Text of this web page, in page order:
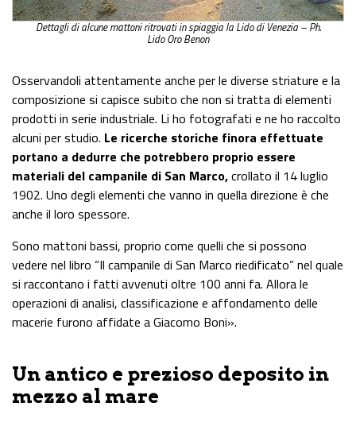
Dettagli di alcune mattoni ritrovati in spiaggia la Lido di Venezia – Ph.
Lido Oro Benon
Osservandoli attentamente anche per le diverse striature e la
composizione si capisce subito che non si tratta di elementi
prodotti in serie industriale. Li ho fotografati e ne ho raccolto
alcuni per studio. Le ricerche storiche finora effettuate
portano a dedurre che potrebbero proprio essere
materiali del campanile di San Marco,crollato il 14 luglio
1902. Uno degli elementi che vanno in quella direzione è che
anche il loro spessore.
Sono mattoni bassi, proprio come quelli che si possono
vedere nel libro “Il campanile di San Marco riedificato” nel quale
si raccontano i fatti avvenuti oltre 100 anni fa. Allora le
operazioni di analisi, classificazione e affondamento delle
macerie furono affidate a Giacomo Boni».
Un antico e prezioso deposito in
mezzo al mare